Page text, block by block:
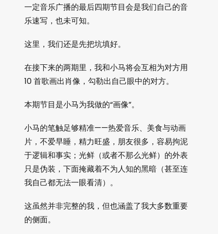
一定音乐广播的最后四期节目会是我们自己的音
乐速写，也未可知。
这里，我们还是先把坑填好。
在接下来的两期里，我和小马将会互相为对方用
10 首歌画出肖像，勾勒出自己眼中的对方。
本期节目是小马为我做的“画像”。
小马的笔触足够精准——热爱音乐、美食与动画
片，不爱早睡，精力旺盛，朋友很多，容易拘泥
于逻辑和事实；光鲜（或者不那么光鲜）的外表
只是伪装，下面掩藏着不为人知的黑暗（甚至连
我自己都无法一眼看清）。
这虽然并非完整的我，但也涵盖了我大多数重要
的侧面。